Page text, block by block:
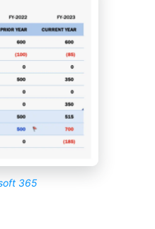
365